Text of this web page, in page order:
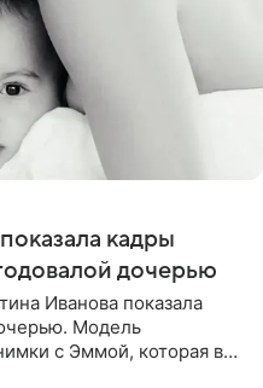
кадры
дочерью
Иванова показала
Модель
с Эммой, которая в